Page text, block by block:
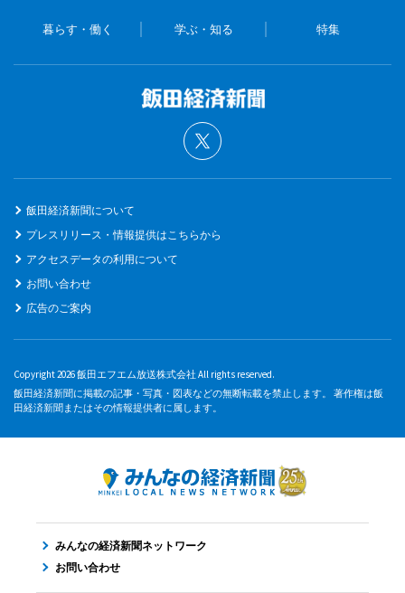
暮らす・働く 学ぶ・知る 特集
飯田経済新聞について
プレスリリース・情報提供はこちらから
アクセスデータの利用について
お問い合わせ
広告のご案内
Copyright 2026 飯田エフエム放送株式会社 All rights reserved.
飯田経済新聞に掲載の記事・写真・図表などの無断転載を禁止します。 著作権は飯
田経済新聞またはその情報提供者に属します。
みんなの経済新聞ネットワーク
お問い合わせ